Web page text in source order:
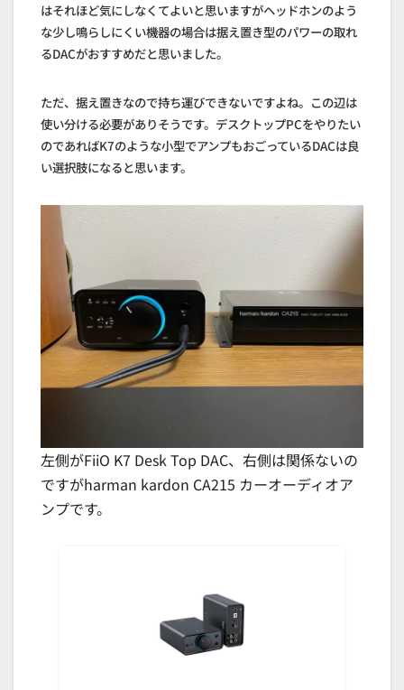
はそれほど気にしなくてよいと思いますがヘッドホンのよう
な少し鳴らしにくい機器の場合は据え置き型のパワーの取れ
るDACがおすすめだと思いました。
ただ、据え置きなので持ち運びできないですよね。この辺は
使い分ける必要がありそうです。デスクトップPCをやりたい
のであればK7のような小型でアンプもおごっているDACは良
い選択肢になると思います。
左側がFiiO K7 Desk Top DAC、右側は関係ないの
ですがharman kardon CA215 カーオーディオア
ンプです。